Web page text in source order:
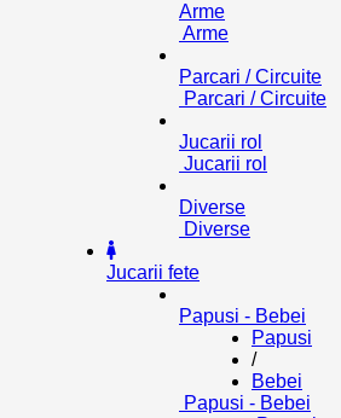
Arme
Arme
Parcari / Circuite
Parcari / Circuite
Jucarii rol
Jucarii rol
Diverse
Diverse
Jucarii fete
Papusi - Bebei
Papusi
/
Bebei
Papusi - Bebei